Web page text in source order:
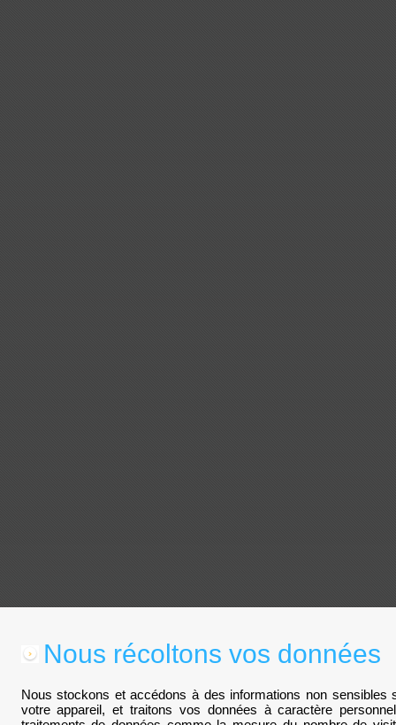
Nous récoltons vos données
Nous stockons et accédons à des informations non
votre appareil, et traitons vos données à caractère